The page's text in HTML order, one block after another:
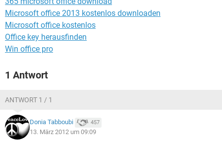
Microsoft office 2013 kostenlos downloaden
Microsoft office kostenlos
Office key herausfinden
Win office pro
1 Antwort
ANTWORT 1 / 1
Donia Tabboubi 457
13. März 2012 um 09:09